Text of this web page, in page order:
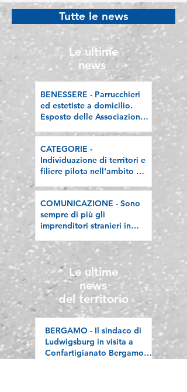
nell'ambito del
"Programma V.E.R.A. –
Ecodesign etico e
valorizzazione delle
filiere artigiane"
Tutte le news
Le ultime
news
BENESSERE - Parrucchieri
ed estetiste a domicilio.
Esposto delle Associazioni
regole valgano per tutti"
CATEGORIE -
Individuazione di territori e
filiere pilota nell'ambito del
Ecodesign etico e
valorizzazione delle filiere
artigiane"
COMUNICAZIONE - Sono
sempre di più gli
imprenditori stranieri in
riflessione sulla stampa
Le ultime
news
del territorio
BERGAMO - Il sindaco di
Ludwigsburg in visita a
Confartigianato Bergamo: